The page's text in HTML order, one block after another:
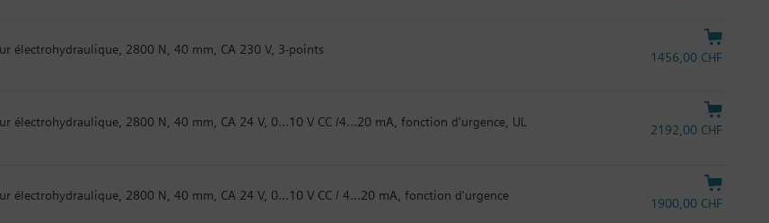
électrohydraulique, 2800 N, 40 mm, CA 230 V, 3-points
1456,00 CHF
électrohydraulique, 2800 N, 40 mm, CA 24 V, 0...10 V CC /4...20 mA, fonction d'urgence, UL
2192,00 CHF
électrohydraulique, 2800 N, 40 mm, CA 24 V, 0...10 V CC / 4...20 mA, fonction d'urgence
1900,00 CHF